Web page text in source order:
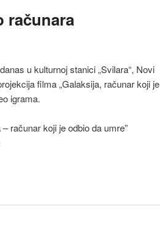
računara
u kulturnoj stanici „Svilara“, Novi
filma „Galaksija, računar koji je
igrama.
računar koji je odbio da umre”